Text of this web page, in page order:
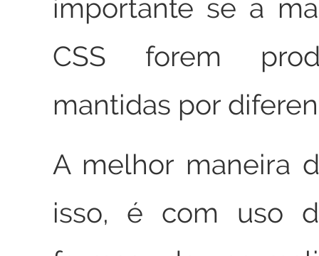
importante se a
CSS forem
mantidas por
A melhor maneira
isso, é com uso